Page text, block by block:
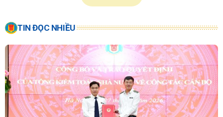
TIN ĐỌC NHIỀU